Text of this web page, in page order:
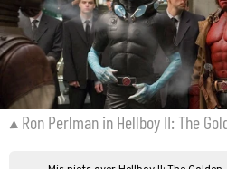
Ron Perlman in Hellboy II: The